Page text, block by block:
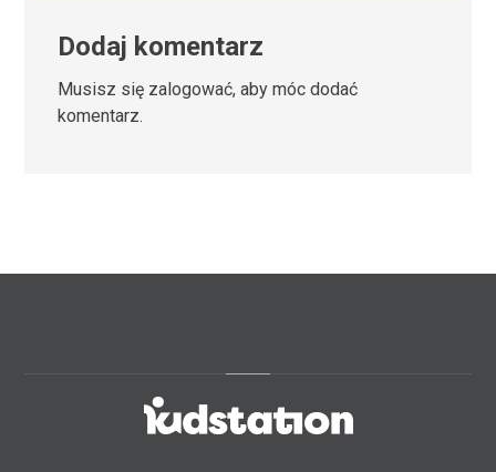
Dodaj komentarz
Musisz się zalogować, aby móc dodać
komentarz.